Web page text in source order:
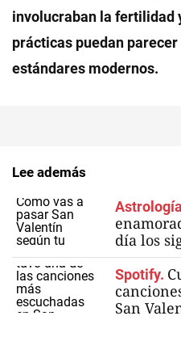
involucraban la fertilidad
prácticas puedan
estándares modernos.
Lee además
día los
Spotify.
San